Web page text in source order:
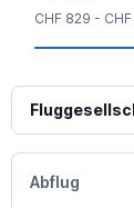
CHF 829 -
Abflug